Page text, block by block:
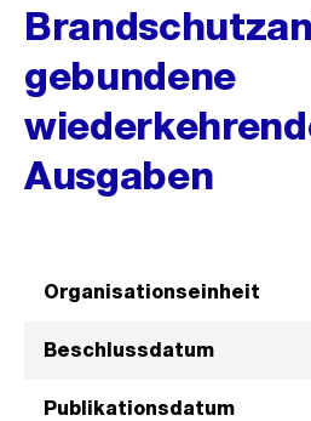
gebundene
Ausgaben
Organisationseinheit
Beschlussdatum
Publikationsdatum